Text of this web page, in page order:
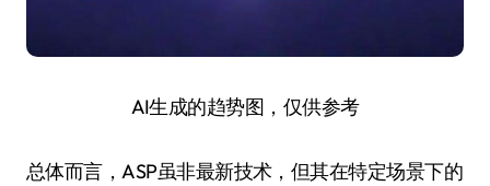
AI生成的趋势图，仅供参考
总体而言，ASP虽非最新技术，但其在特定场景下的